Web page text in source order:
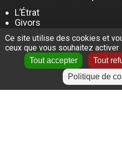
L’Étrat
Givors
Villeurbanne
Lyon
Le Puy-en-Velay
Ce site utilise des cookies et
ceux que vous souhaitez activer
Tout accepter Tout
Politique de